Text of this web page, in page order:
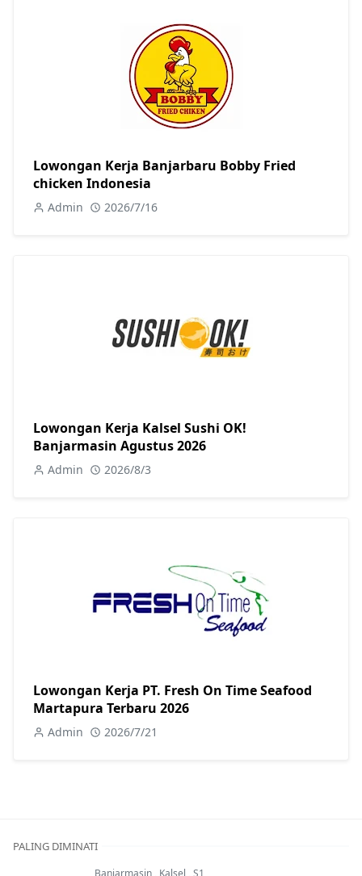
Lowongan Kerja Banjarbaru Bobby Fried
chicken Indonesia
Admin 2026/7/16
Lowongan Kerja Kalsel Sushi OK!
Banjarmasin Agustus 2026
Admin 2026/8/3
Lowongan Kerja PT. Fresh On Time Seafood
Martapura Terbaru 2026
Admin 2026/7/21
PALING DIMINATI
Banjarmasin , Kalsel ,S1